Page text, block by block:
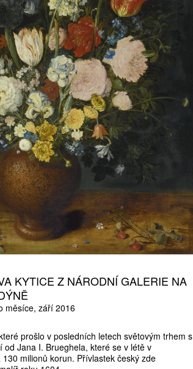
KYTICE Z NÁRODNÍ GALERIE NA
měsíce září 2016
prošlo v posledních letech světovým trhem s
od Jana I. Brueghela, které se v létě v
milionů korun. Přívlastek český zde